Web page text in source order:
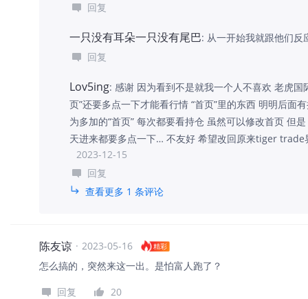
回复
一只没有耳朵一只没有尾巴: 从一开始我就跟他们
回复
Lov5ing: 感谢 因为看到不是就我一个人不喜欢 老虎国
页”还要多点一下才能看行情 “首页”里的东西 明明后面
为多加的“首页” 每次都要看持仓 虽然可以修改首页 但
天进来都要多点一下… 不友好 希望改回原来tiger
2023-12-15
回复
查看更多 1 条评论
陈友谅 · 2023-05-16 精彩
怎么搞的，突然来这一出。是怕富人跑了？
回复
20